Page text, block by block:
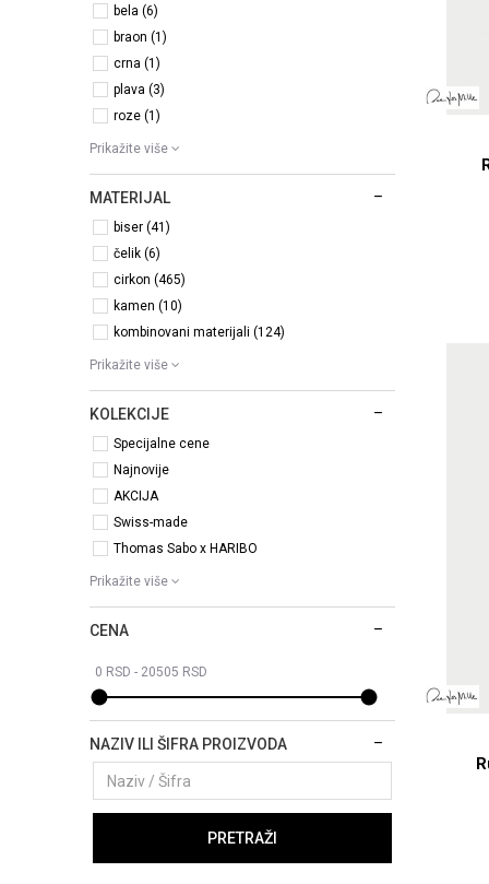
bela (6)
braon (1)
crna (1)
plava (3)
roze (1)
Prikažite više
MATERIJAL
biser (41)
čelik (6)
cirkon (465)
kamen (10)
kombinovani materijali (124)
Prikažite više
KOLEKCIJE
Specijalne cene
Najnovije
AKCIJA
Swiss-made
Thomas Sabo x HARIBO
Prikažite više
CENA
NAZIV ILI ŠIFRA PROIZVODA
PRETRAŽI